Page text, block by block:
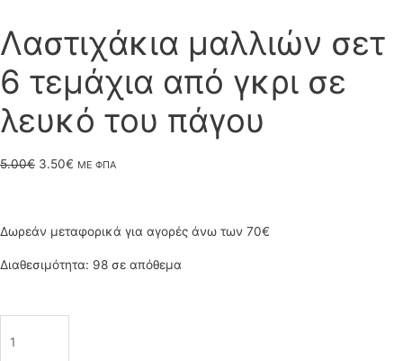
Λαστιχάκια μαλλιών σετ
6 τεμάχια από γκρι σε
λευκό του πάγου
5.00€ Original
was:
5.00€.
3.50€ Η
τιμή
είναι:
ΜΕ ΦΠΑ
Δωρεάν μεταφορικά για αγορές άνω των 70€
Διαθεσιμότητα: 98 σε απόθεμα